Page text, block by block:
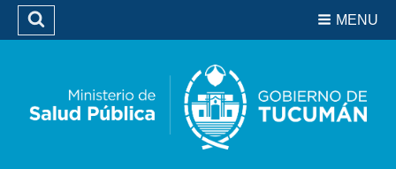
Biblioteca
MENU
Buscar